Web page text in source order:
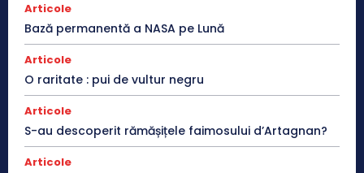
Articole
Bază permanentă a NASA pe Lună
Articole
O raritate : pui de vultur negru
Articole
S-au descoperit rămășițele faimosului d’Artagnan?
Articole